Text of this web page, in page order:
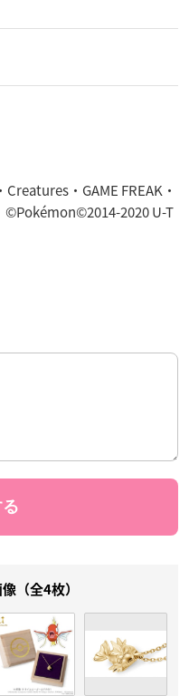
・GAME FREAK・
©Pokémon©2014-2020 U-T
（全4枚）